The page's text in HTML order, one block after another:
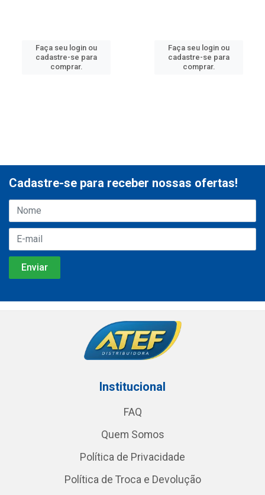
Faça seu login ou
cadastre-se para
comprar.
Faça seu login ou
cadastre-se para
comprar.
Cadastre-se para receber nossas ofertas!
Institucional
FAQ
Quem Somos
Política de Privacidade
Política de Troca e Devolução